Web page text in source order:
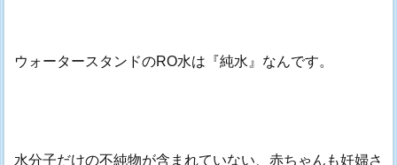
ウォータースタンドのRO水は『純水』なんです。
水分子だけの不純物が含まれていない、赤ちゃんも妊婦さ